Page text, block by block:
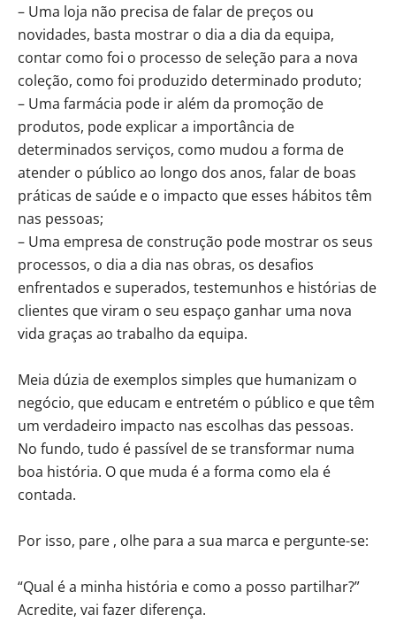
– Uma loja não precisa de falar de preços ou
novidades, basta mostrar o dia a dia da equipa,
contar como foi o processo de seleção para a nova
coleção, como foi produzido determinado produto;
– Uma farmácia pode ir além da promoção de
produtos, pode explicar a importância de
determinados serviços, como mudou a forma de
atender o público ao longo dos anos, falar de boas
práticas de saúde e o impacto que esses hábitos têm
nas pessoas;
– Uma empresa de construção pode mostrar os seus
processos, o dia a dia nas obras, os desafios
enfrentados e superados, testemunhos e histórias de
clientes que viram o seu espaço ganhar uma nova
vida graças ao trabalho da equipa.
Meia dúzia de exemplos simples que humanizam o
negócio, que educam e entretém o público e que têm
um verdadeiro impacto nas escolhas das pessoas.
No fundo, tudo é passível de se transformar numa
boa história. O que muda é a forma como ela é
contada.
Por isso, pare , olhe para a sua marca e pergunte-se:
“Qual é a minha história e como a posso partilhar?”
Acredite, vai fazer diferença.